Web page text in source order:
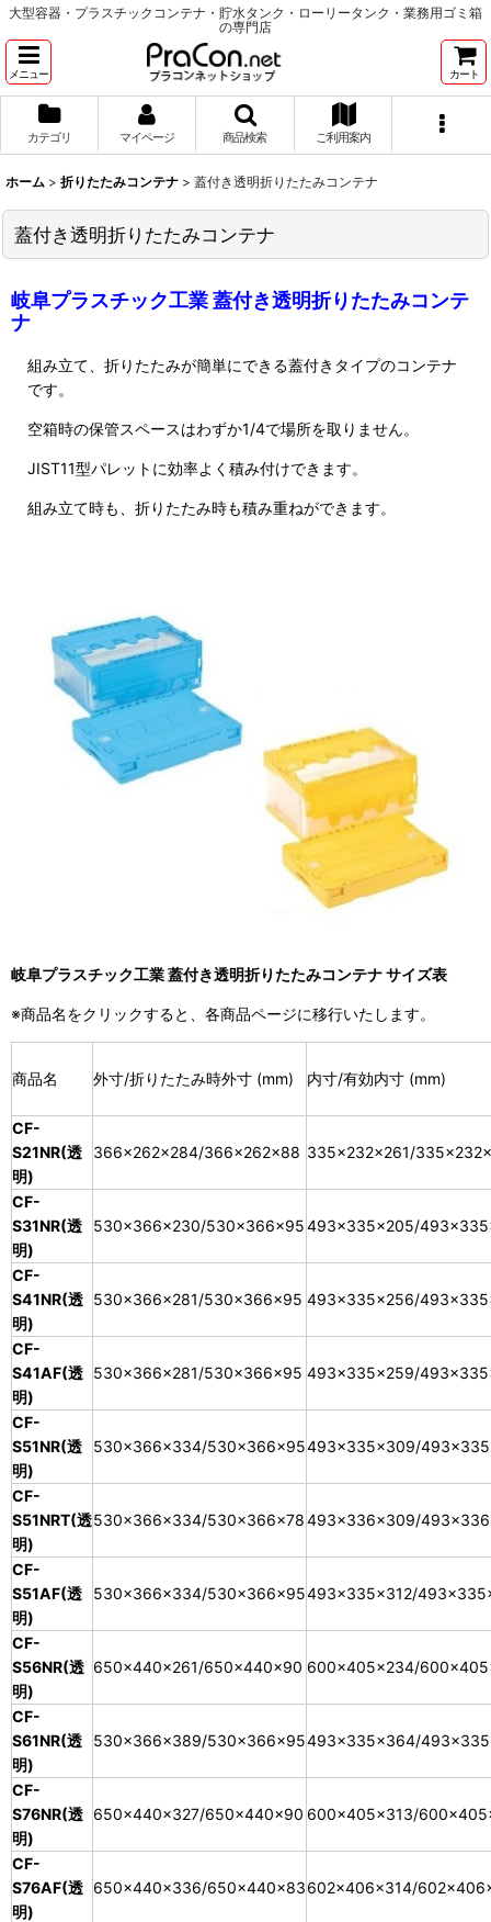
大型容器・プラスチックコンテナ・貯水タンク・ローリータンク・業務用ゴミ箱
の専門店
メニュー カート
カテゴリ マイページ 商品検索 ご利用案内
ホーム > 折りたたみコンテナ > 蓋付き透明折りたたみコンテナ
蓋付き透明折りたたみコンテナ
岐阜プラスチック工業 蓋付き透明折りたたみコンテ
ナ
組み立て、折りたたみが簡単にできる蓋付きタイプのコンテナ
です。
空箱時の保管スペースはわずか1/4で場所を取りません。
JIST11型パレットに効率よく積み付けできます。
組み立て時も、折りたたみ時も積み重ねができます。
岐阜プラスチック工業 蓋付き透明折りたたみコンテナ サイズ表
※商品名をクリックすると、各商品ページに移行いたします。
商品名 外寸/折りたたみ時外寸 (mm) 内寸/有効内寸 (mm)
CF-
S21NR(透
明)
366×262×284/366×262×88 335×232×261/
CF-
S31NR(透
明)
530×366×230/530×366×95493×335×205/
CF-
S41NR(透
明)
530×366×281/530×366×95 493×335×256/
CF-
S41AF(透
明)
530×366×281/530×366×95 493×335×259/
CF-
S51NR(透
明)
530×366×334/530×366×95493×335×309/
CF-
S51NRT(透
明)
530×366×334/530×366×78493×336×309/
CF-
S51AF(透
明)
530×366×334/530×366×95493×335×312/
CF-
S56NR(透
明)
650×440×261/650×440×90 600×405×234/
CF-
S61NR(透
明)
530×366×389/530×366×95493×335×364/
CF-
S76NR(透
明)
650×440×327/650×440×90 600×405×313/
CF-
S76AF(透
明)
650×440×336/650×440×83602×406×314/